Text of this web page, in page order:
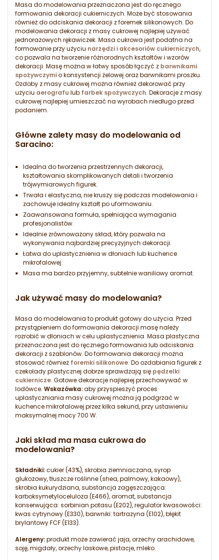
Masa do modelowania przeznaczona jest do ręcznego
formowania dekoracji cukierniczych. Może być stosowania
również do odciskania dekoracji z foremek silikonowych. Do
modelowania dekoracji z masy cukrowej najlepiej używać
jednorazowych rękawiczek. Masa cukrowa jest podatna na
formowanie przy użyciu narzędzi i akcesoriów cukierniczych,
co pozwala na tworzenie różnorodnych kształtów i wzorów
dekoracji. Masę można w łatwy sposób łączyć z barwnikami
spożywczymio konsystencji żelowej oraz barwnikami proszku.
Ozdoby z masy cukrowej można również dekorować przy
użyciu aerografu lub farbek spożywczych. Dekoracje z masy
cukrowej najlepiej umieszczać na wyrobach niedługo przed
podaniem.
Główne zalety masy do modelowania od
Saracino:
Idealna do tworzenia przestrzennych dekoracji,
kształtowania skomplikowanych detali i tworzenia
trójwymiarowych figurek.
Trwała i elastyczna, nie kruszy się podczas modelowania i
zachowuje idealny kształt po uformowaniu.
Zaawansowana formuła, spełniająca wymagania
profesjonalistów.
Idealnie zrównoważony skład, który pozwala na
wykonywania najbardziej precyzyjnych dekoracji.
Łatwa do uplastycznienia w dłoniach lub kuchence
mikrofalowej.
Masa ma bardzo przyjemny, subtelnie waniliowy aromat.
Jak używać masy do modelowania?
Masa do modelowania to produkt gotowy do użycia. Przed
przystąpieniem do formowania dekoracji masę należy
rozrobić w dłoniach w celu uplastycznienia. Masa plastyczna
przeznaczona jest do ręcznego formowania lub odciskania
dekoracji z szablonów. Do formowania dekoracji można
stosować również foremki silikonowe. Do ozdabiania figurek z
czekolady plastycznej dobrze sprawdzają się pędzelki
cukiernicze. Gotowe dekoracje najlepiej przechowywać w
lodówce. Wskazówka:aby przyspieszyć proces
uplastyczniania masy cukrowej można ją podgrzać w
kuchence mikrofalowej przez kilka sekund, przy ustawieniu
maksymalnej mocy 700 W.
Jaki skład ma masa cukrowa do
modelowania?
Składniki:cukier (43%), skrobia ziemniaczana, syrop
glukozowy, tłuszcze roślinne (shea, palmowy, kakaowy),
skrobia kukurydziana, substancja zagęszczająca:
karboksymetyloceluloza (E466), aromat, substancja
konserwująca: sorbinian potasu (E202), regulator kwasowości:
kwas cytrynowy (E330), barwniki: tartrazyna (E102), błękit
brylantowy FCF (E133).
Alergeny:produkt może zawierać jaja, orzechy arachidowe,
soję, migdały, orzechy laskowe, pistacje, mleko.